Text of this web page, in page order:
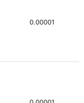
0.00001